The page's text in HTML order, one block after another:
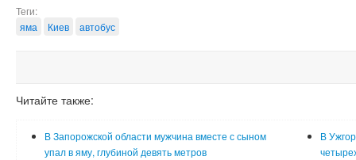
Теги:
яма
Киев автобус
Читайте также:
В Запорожской области мужчина вместе с сыном
упал в яму, глубиной девять метров
В